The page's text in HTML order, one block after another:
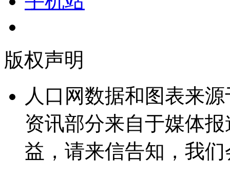
版权声明
人口网数据和图表来
资讯部分来自于媒体
益，请来信告知，我